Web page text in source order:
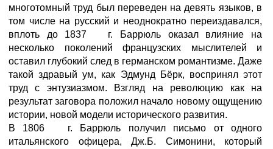
многотомный труд был переведен на девять языков, в
том числе на русский и неоднократно переиздавался,
вплоть до 1837 г. Баррюль оказал влияние на
несколько поколений французских мыслителей и
оставил глубокий след в германском романтизме. Даже
такой здравый ум, как Эдмунд Бёрк, воспринял этот
труд с энтузиазмом. Взгляд на революцию как на
результат заговора положил начало новому ощущению
истории, новой модели исторического развития.
В 1806 г. Баррюль получил письмо от одного
итальянского офицера, Дж.Б. Симонини, который